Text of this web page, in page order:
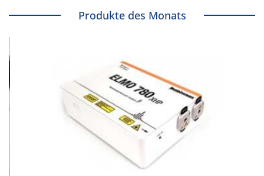
Produkte des Monats